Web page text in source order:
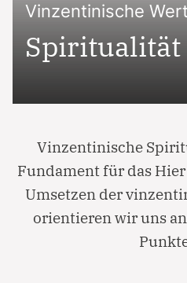
Vinzentinische
Spiritualität
Vinzentinische
Fundament für das
Umsetzen der
orientieren wir uns